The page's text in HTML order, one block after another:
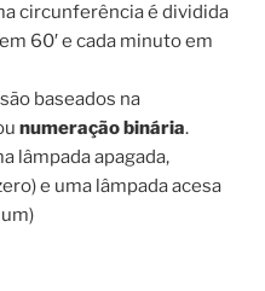
circunferência é dividida
60′ e cada minuto em
baseados na
numeração binária.
lâmpada apagada,
e uma lâmpada acesa